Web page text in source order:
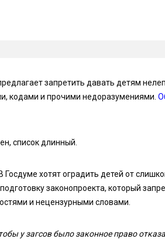
запретить давать детям
кодами и прочими недоразумениями.
список длинный.
хотят оградить детей от
законопроекта, который
и нецензурными словами.
у загсов было законное право